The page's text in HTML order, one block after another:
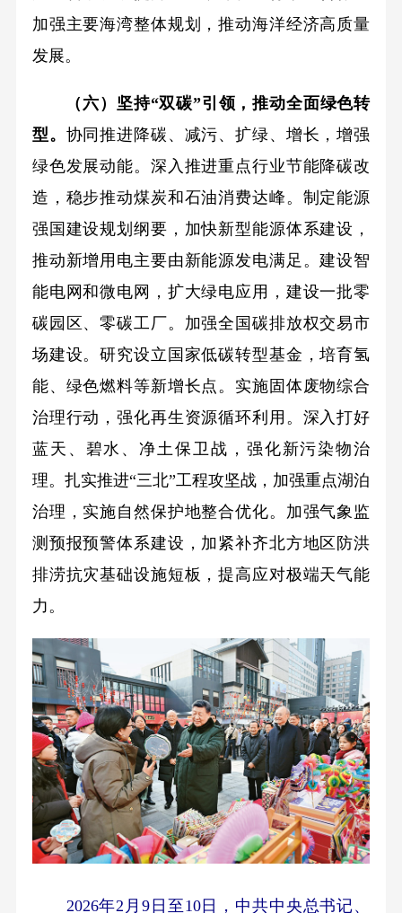
加强主要海湾整体规划，推动海洋经济高质量
发展。
（六）坚持“双碳”引领，推动全面绿色转
型。 协同推进降碳、减污、扩绿、增长，增强
绿色发展动能。深入推进重点行业节能降碳改
造，稳步推动煤炭和石油消费达峰。制定能源
强国建设规划纲要，加快新型能源体系建设，
推动新增用电主要由新能源发电满足。建设智
能电网和微电网，扩大绿电应用，建设一批零
碳园区、零碳工厂。加强全国碳排放权交易市
场建设。研究设立国家低碳转型基金，培育氢
能、绿色燃料等新增长点。实施固体废物综合
治理行动，强化再生资源循环利用。深入打好
蓝天、碧水、净土保卫战，强化新污染物治
理。扎实推进“三北”工程攻坚战，加强重点湖泊
治理，实施自然保护地整合优化。加强气象监
测预报预警体系建设，加紧补齐北方地区防洪
排涝抗灾基础设施短板，提高应对极端天气能
力。
2026年2月9日至10日，中共中央总书记、